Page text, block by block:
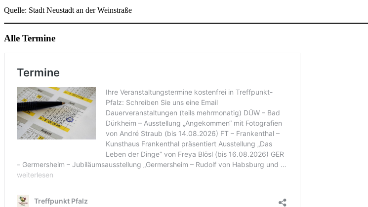
Quelle: Stadt Neustadt an der Weinstraße
Alle Termine